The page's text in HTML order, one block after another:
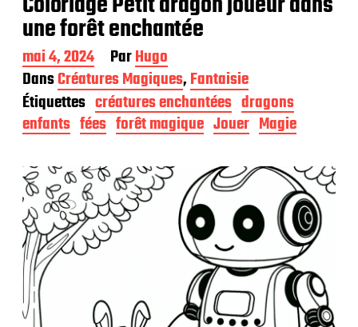
une forêt enchantée
D
a
t
e
d
e
u
b
l
i
c
a
t
i
o
n
mai 4, 2024 ParHugo
DansCréatures Magiques,Fantaisie
Étiquettes créatures enchantées dragons
enfants fées forêt magique Jouer Magie